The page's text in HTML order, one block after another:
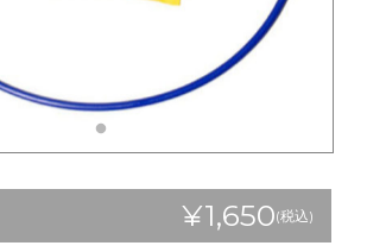
¥1,650(税込)